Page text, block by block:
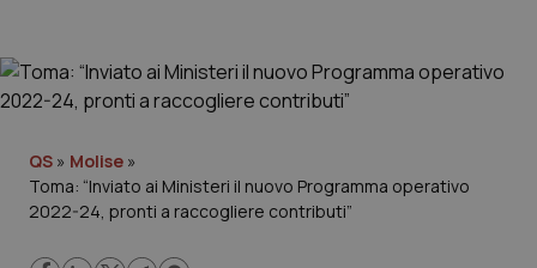
Governo e Parlamento
Regioni e Asl
QS » Molise »
Toma: “Inviato ai Ministeri il nuovo Programma operativo
2022-24, pronti a raccogliere contributi”